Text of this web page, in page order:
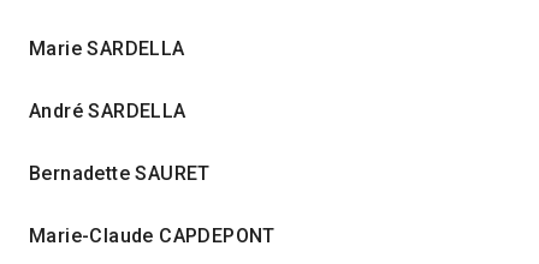
Marie SARDELLA
André SARDELLA
Bernadette SAURET
Marie-Claude CAPDEPONT